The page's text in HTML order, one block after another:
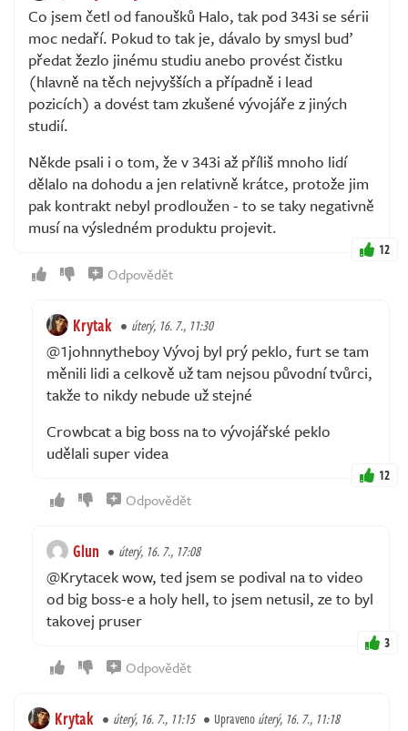
Co jsem četl od fanoušků Halo, tak pod 343i se sérii
moc nedaří. Pokud to tak je, dávalo by smysl buď
předat žezlo jinému studiu anebo provést čistku
(hlavně na těch nejvyšších a případně i lead
pozicích) a dovést tam zkušené vývojáře z jiných
studií.
Někde psali i o tom, že v 343i až příliš mnoho lidí
dělalo na dohodu a jen relativně krátce, protože jim
pak kontrakt nebyl prodloužen - to se taky negativně
musí na výsledném produktu projevit.
12
Odpovědět
Krytak úterý, 16. 7., 11:30
@1johnnytheboy Vývoj byl prý peklo, furt se tam
měnili lidi a celkově už tam nejsou původní tvůrci,
takže to nikdy nebude už stejné
Crowbcat a big boss na to vývojářské peklo
udělali super videa
12
Odpovědět
Glun úterý, 16. 7., 17:08
@Krytacek wow, ted jsem se podival na to video
od big boss-e a holy hell, to jsem netusil, ze to byl
takovej pruser
3
Odpovědět
Krytak úterý, 16. 7., 11:15 Upravenoúterý, 16. 7., 11:18